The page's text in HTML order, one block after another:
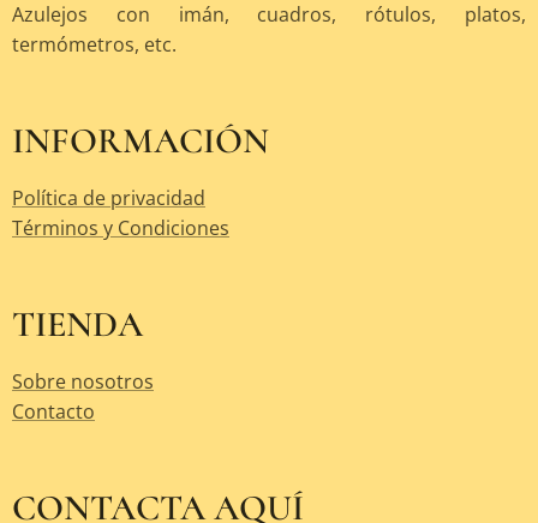
Azulejos con imán, cuadros, rótulos, platos,
termómetros, etc.
INFORMACIÓN
Política de privacidad
Términos y Condiciones
TIENDA
Sobre nosotros
Contacto
CONTACTA AQUÍ